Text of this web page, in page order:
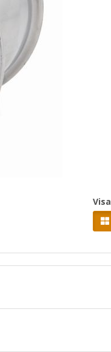
Visa